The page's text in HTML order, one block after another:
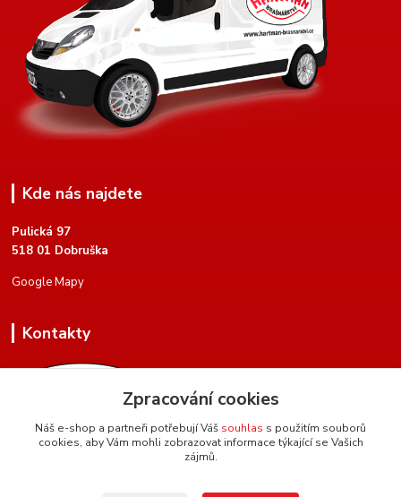
Kde nás najdete
Pulická 97
518 01 Dobruška
Google Mapy
Kontakty
+420 604 134 951
Zpracování cookies
Náš e-shop a partneři potřebují Váš souhlas s použitím souborů
cookies, aby Vám mohli zobrazovat informace týkající se Vašich
zájmů.